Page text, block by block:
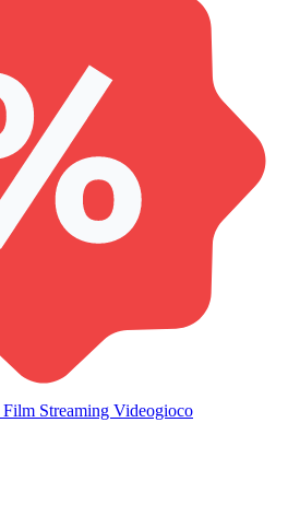
Film Streaming Videogioco